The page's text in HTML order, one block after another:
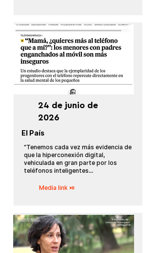
24 de junio de
2026
El País
“Tenemos cada vez más evidencia de
que la hiperconexión digital,
vehiculada en gran parte por los
teléfonos inteligentes...
Media link ⏯